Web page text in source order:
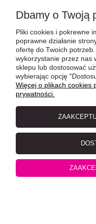
VETExpert TrichoCat
Dbamy o Twoją
Pliki cookies i pokrewne
poprawne działanie
ofertę do Twoich
wykorzystanie przez nas
sklepu lub dostosować
wybierając opcję
Więcej o plikach cookies
prywatności.